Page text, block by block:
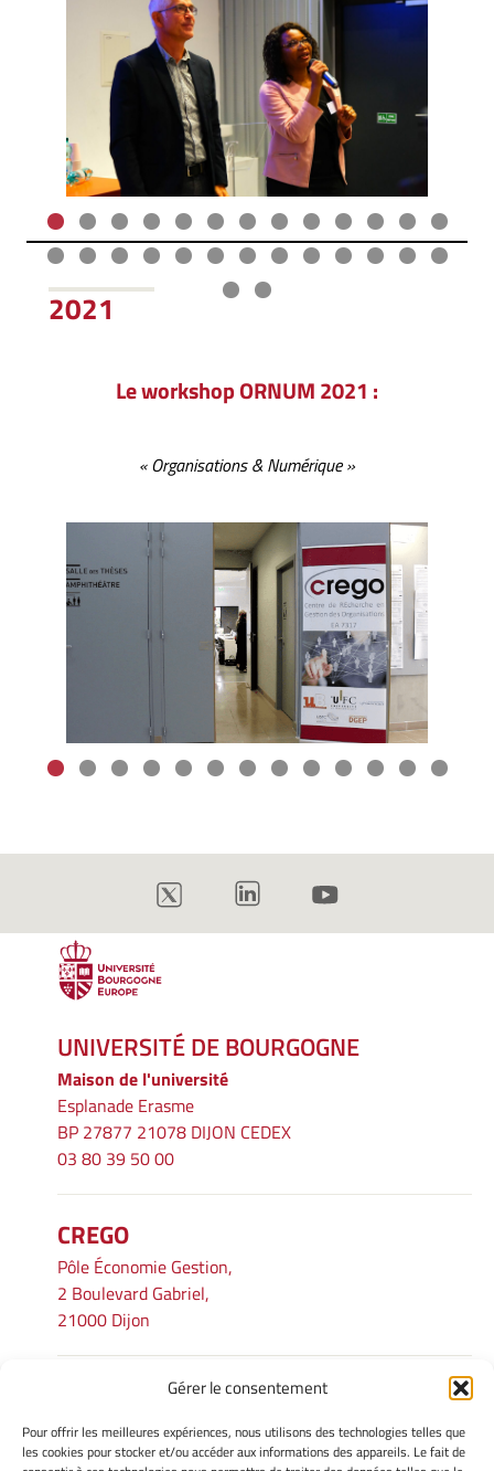
Gérer le consentement
Pour offrir les meilleures expériences, nous utilisons des technologies telles que
les cookies pour stocker et/ou accéder aux informations des appareils. Le fait de
2021
Le workshop ORNUM 2021 :
« Organisations & Numérique »
UNIVERSITÉ DE BOURGOGNE
Maison de l'université
Esplanade Erasme
BP 27877 21078 DIJON CEDEX
03 80 39 50 00
CREGO
Pôle Économie Gestion,
2 Boulevard Gabriel,
21000 Dijon
INFORMATIONS LÉGALES
Mentions légales